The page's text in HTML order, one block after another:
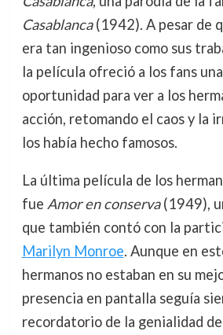
Casablanca(1942). A pesar de
era tan ingenioso como sus
la película ofreció a los fans
oportunidad para ver a los
acción, retomando el caos y la
los había hecho famosos.
La última película de los
fue Amor en conserva(1949),
que también contó con la
Marilyn Monroe. Aunque en
hermanos no estaban en su
presencia en pantalla seguía
recordatorio de la genialidad